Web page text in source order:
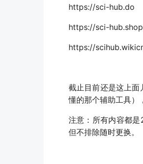
https://sci-hub.do
https://sci-hub.shop
https://
截止目前还是这上
懂的那个辅助工具）
注意：所有内容都是
但不排除随时更换。